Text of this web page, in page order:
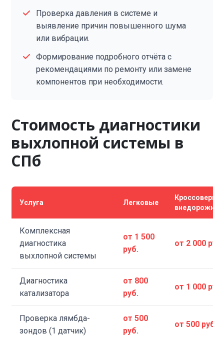
Проверка давления в системе и
выявление причин повышенного шума
или вибрации.
Формирование подробного отчёта с
рекомендациями по ремонту или замене
компонентов при необходимости.
Стоимость диагностики
выхлопной системы в
СПб
Услуга Легковые
Кроссоверы /
Комплексная
диагностика
выхлопной системы
от 1 500
руб.
от 2 000 руб.
Диагностика
катализатора
от 800
руб.
от 1 000 руб.
Проверка лямбда-
зондов (1 датчик)
от 500
руб.
от 500 руб.